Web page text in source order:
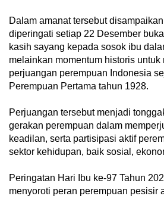
Dalam amanat tersebut
diperingati setiap 22 Desember
kasih sayang kepada sosok ibu
melainkan momentum historis untuk
perjuangan perempuan Indonesia
Perempuan Pertama tahun 1928.
Perjuangan tersebut menjadi
gerakan perempuan dalam
keadilan, serta partisipasi aktif
sektor kehidupan, baik sosial,
Peringatan Hari Ibu ke-97 Tahun
menyoroti peran perempuan pesisir